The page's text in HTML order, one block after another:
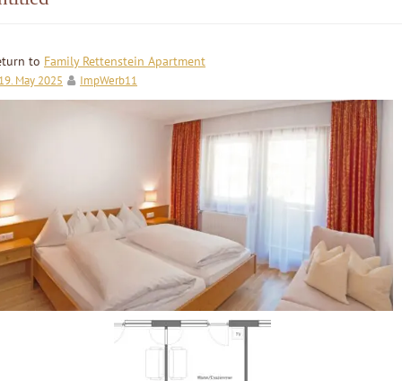
to Family Rettenstein Apartment
May 2025 ImpWerb11